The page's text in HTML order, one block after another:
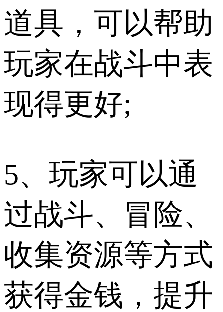
道具，可以帮助
玩家在战斗中表
现得更好;
5、玩家可以通
过战斗、冒险、
收集资源等方式
获得金钱，提升